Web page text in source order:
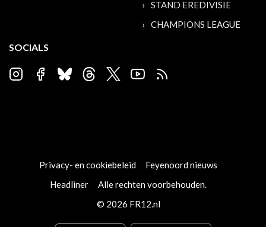
STAND EREDIVISIE
CHAMPIONS LEAGUE
SOCIALS
Privacy- en cookiebeleid
Feyenoord nieuws
Headliner
Alle rechten voorbehouden.
© 2026 FR12.nl